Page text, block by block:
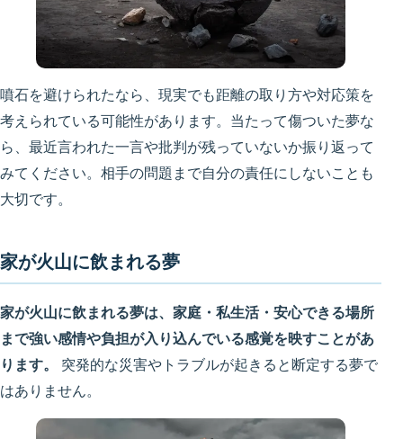
噴石を避けられたなら、現実でも距離の取り方や対応策を
考えられている可能性があります。当たって傷ついた夢な
ら、最近言われた一言や批判が残っていないか振り返って
みてください。相手の問題まで自分の責任にしないことも
大切です。
家が火山に飲まれる夢
家が火山に飲まれる夢は、家庭・私生活・安心できる場所
まで強い感情や負担が入り込んでいる感覚を映すことがあ
ります。
突発的な災害やトラブルが起きると断定する夢で
はありません。